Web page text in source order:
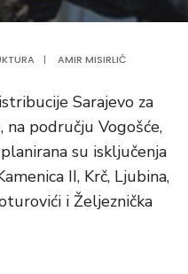
| AMIR MISIRLIĆ
Sarajevo za
području Vogošće,
su isključenja
II, Krč, Ljubina,
i Željeznička